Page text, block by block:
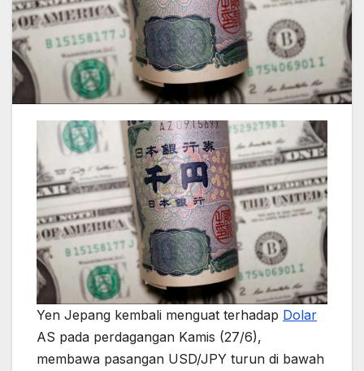
Yen Jepang kembali menguat terhadap Dolar
AS pada perdagangan Kamis (27/6),
membawa pasangan USD/JPY turun di bawah